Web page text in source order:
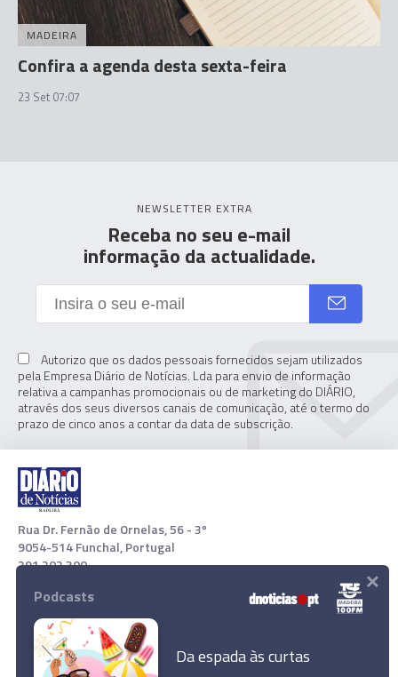
MADEIRA
Confira a agenda desta sexta-feira
23 Set 07:07
NEWSLETTER EXTRA
Receba no seu e-mail
informação da actualidade.
Autorizo que os dados pessoais fornecidos sejam utilizados
pela Empresa Diário de Notícias. Lda para envio de informação
relativa a campanhas promocionais ou de marketing do DIÁRIO,
através dos seus diversos canais de comunicação, até o termo do
prazo de cinco anos a contar da data de subscrição.
Rua Dr. Fernão de Ornelas, 56 - 3º
9054-514 Funchal, Portugal
291 202 300
Download App
Podcasts
Da espada às curtas
×